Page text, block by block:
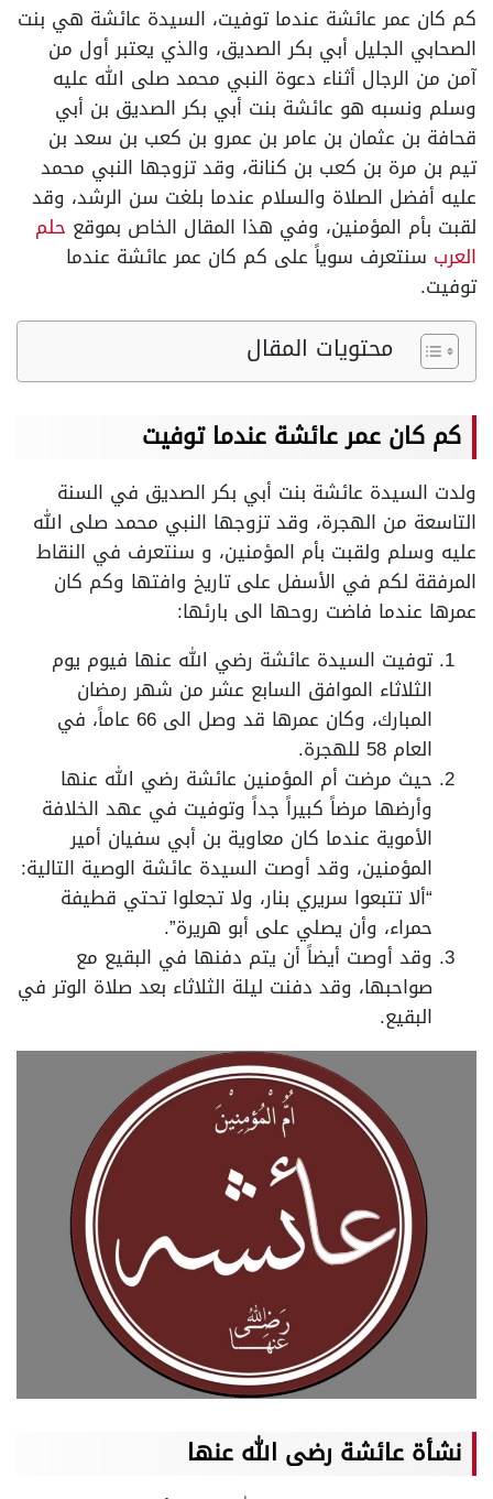
كم كان عمر عائشة عندما توفيت، السيدة عائشة هي بنت
الصحابي الجليل أبي بكر الصديق، والذي يعتبر أول من
آمن من الرجال أثناء دعوة النبي محمد صلى الله عليه
وسلم ونسبه هو عائشة بنت أبي بكر الصديق بن أبي
قحافة بن عثمان بن عامر بن عمرو بن كعب بن سعد بن
تيم بن مرة بن كعب بن كنانة، وقد تزوجها النبي محمد
عليه أفضل الصلاة والسلام عندما بلغت سن الرشد، وقد
لقبت بأم المؤمنين، وفي هذا المقال الخاص بموقع حلم
العرب سنتعرف سوياً على كم كان عمر عائشة عندما
توفيت.
محتويات المقال
كم كان عمر عائشة عندما توفيت
ولدت السيدة عائشة بنت أبي بكر الصديق في السنة
التاسعة من الهجرة، وقد تزوجها النبي محمد صلى الله
عليه وسلم ولقبت بأم المؤمنين، و سنتعرف في النقاط
المرفقة لكم في الأسفل على تاريخ وافتها وكم كان
عمرها عندما فاضت روحها الى بارئها:
توفيت السيدة عائشة رضي الله عنها فيوم يوم
الثلاثاء الموافق السابع عشر من شهر رمضان
المبارك، وكان عمرها قد وصل الى 66 عاماً، في
العام 58 للهجرة.
حيث مرضت أم المؤمنين عائشة رضي الله عنها
وأرضها مرضاً كبيراً جداً وتوفيت في عهد الخلافة
الأموية عندما كان معاوية بن أبي سفيان أمير
المؤمنين، وقد أوصت السيدة عائشة الوصية التالية:
“ألا تتبعوا سريري بنار، ولا تجعلوا تحتي قطيفة
حمراء، وأن يصلي على أبو هريرة”.
وقد أوصت أيضاً أن يتم دفنها في البقيع مع
صواحبها، وقد دفنت ليلة الثلاثاء بعد صلاة الوتر في
البقيع.
نشأة عائشة رضى الله عنها